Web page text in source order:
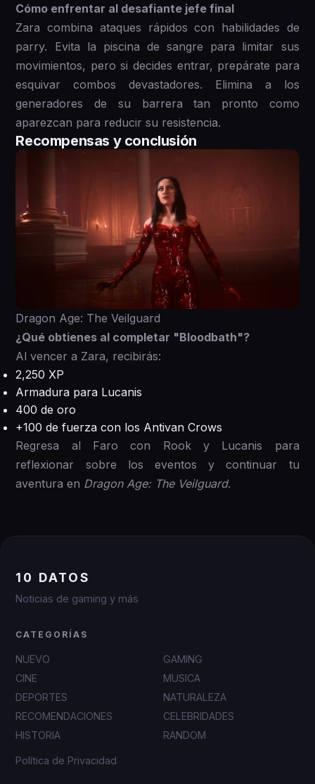
Cómo enfrentar al desafiante jefe final
Zara combina ataques rápidos con habilidades de
parry. Evita la piscina de sangre para limitar sus
movimientos, pero si decides entrar, prepárate para
esquivar combos devastadores. Elimina a los
generadores de su barrera tan pronto como
aparezcan para reducir su resistencia.
Recompensas y conclusión
Dragon Age: The Veilguard
¿Qué obtienes al completar "Bloodbath"?
Al vencer a Zara, recibirás:
2,250 XP
Armadura para Lucanis
400 de oro
+100 de fuerza con los Antivan Crows
Regresa al Faro con Rook y Lucanis para
reflexionar sobre los eventos y continuar tu
aventura en Dragon Age: The Veilguard.
10 DATOS
Noticias de gaming y más
CATEGORÍAS
NUEVO
GAMING
CINE
MUSICA
DEPORTES
NATURALEZA
RECOMENDACIONES
CELEBRIDADES
HISTORIA
RANDOM
Política de Privacidad